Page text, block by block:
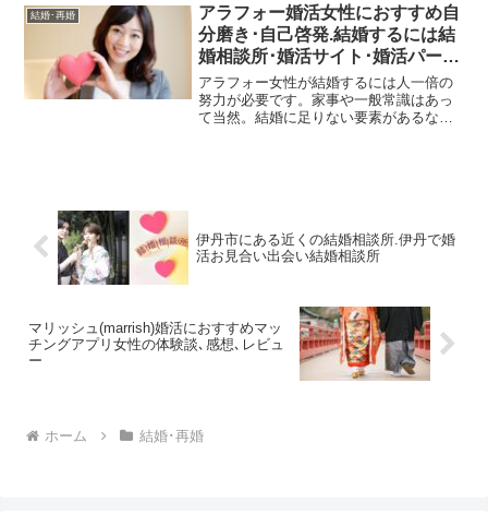
来、違い、彼女の指輪のサイズがわから
ないときの対策について紹介していきま
す。
結婚･再婚
アラフォー婚活女性におすすめ自
分磨き･自己啓発.結婚するには結
婚相談所･婚活サイト･婚活パーテ
ィー
アラフォー女性が結婚するには人一倍の
努力が必要です。家事や一般常識はあっ
て当然。結婚に足りない要素があるなら
伊丹市にある近くの結婚相談所.伊丹で婚
活お見合い出会い結婚相談所
マリッシュ(marrish)婚活におすすめマッ
チングアプリ女性の体験談､感想､レビュ
ー
ホーム 結婚･再婚